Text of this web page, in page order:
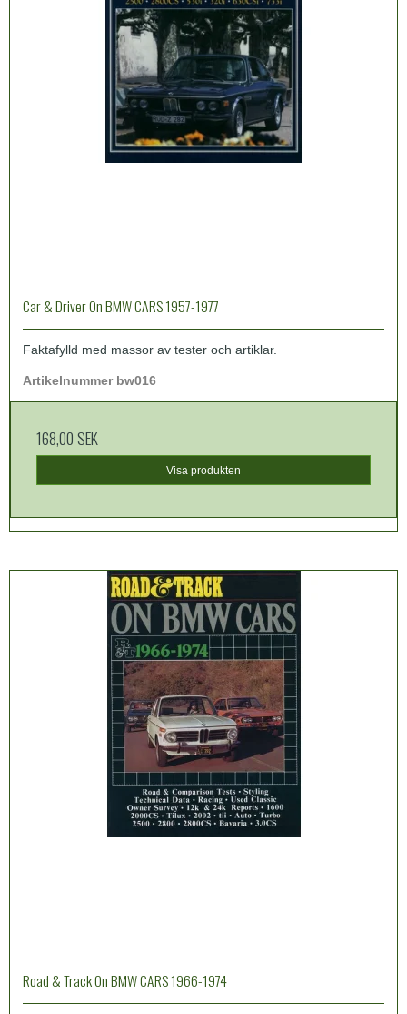
Car & Driver On BMW CARS 1957-1977
Faktafylld med massor av tester och artiklar.
Artikelnummer bw016
168,00 SEK
Visa produkten
Road & Track On BMW CARS 1966-1974